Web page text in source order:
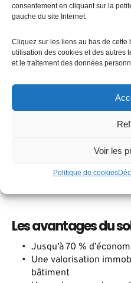
consentement en cliquant sur la
gauche du site Internet.
Cliquez sur les liens au bas de
utilisation des cookies et des autres
et le traitement des données
Voir les
Politique de cookies
Les avantages du
Jusqu’à 70 %
Une valorisation
bâtiment